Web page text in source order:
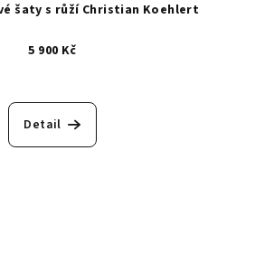
šaty s růží Christian Koehlert
5 900 Kč
Detail